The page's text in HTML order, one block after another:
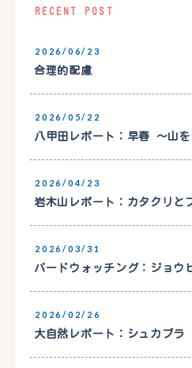
RECENT POST
2026/06/23
合理的配慮
2026/05/22
八甲田レポート：早春 〜山
2026/04/23
岩木山レポート：カタクリと
2026/03/31
バードウォッチング：ジョウ
2026/02/26
大自然レポート：シュカブラ